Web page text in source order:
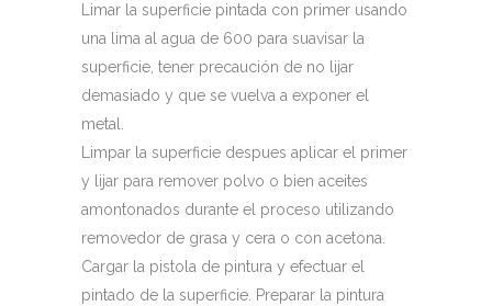
Limar la superficie pintada con primer usando
una lima al agua de 600 para suavisar la
superficie, tener precaución de no lijar
demasiado y que se vuelva a exponer el
metal.
Limpar la superficie despues aplicar el primer
y lijar para remover polvo o bien aceites
amontonados durante el proceso utilizando
removedor de grasa y cera o con acetona.
Cargar la pistola de pintura y efectuar el
pintado de la superficie. Preparar la pintura